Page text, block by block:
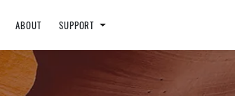
ABOUT SUPPORT